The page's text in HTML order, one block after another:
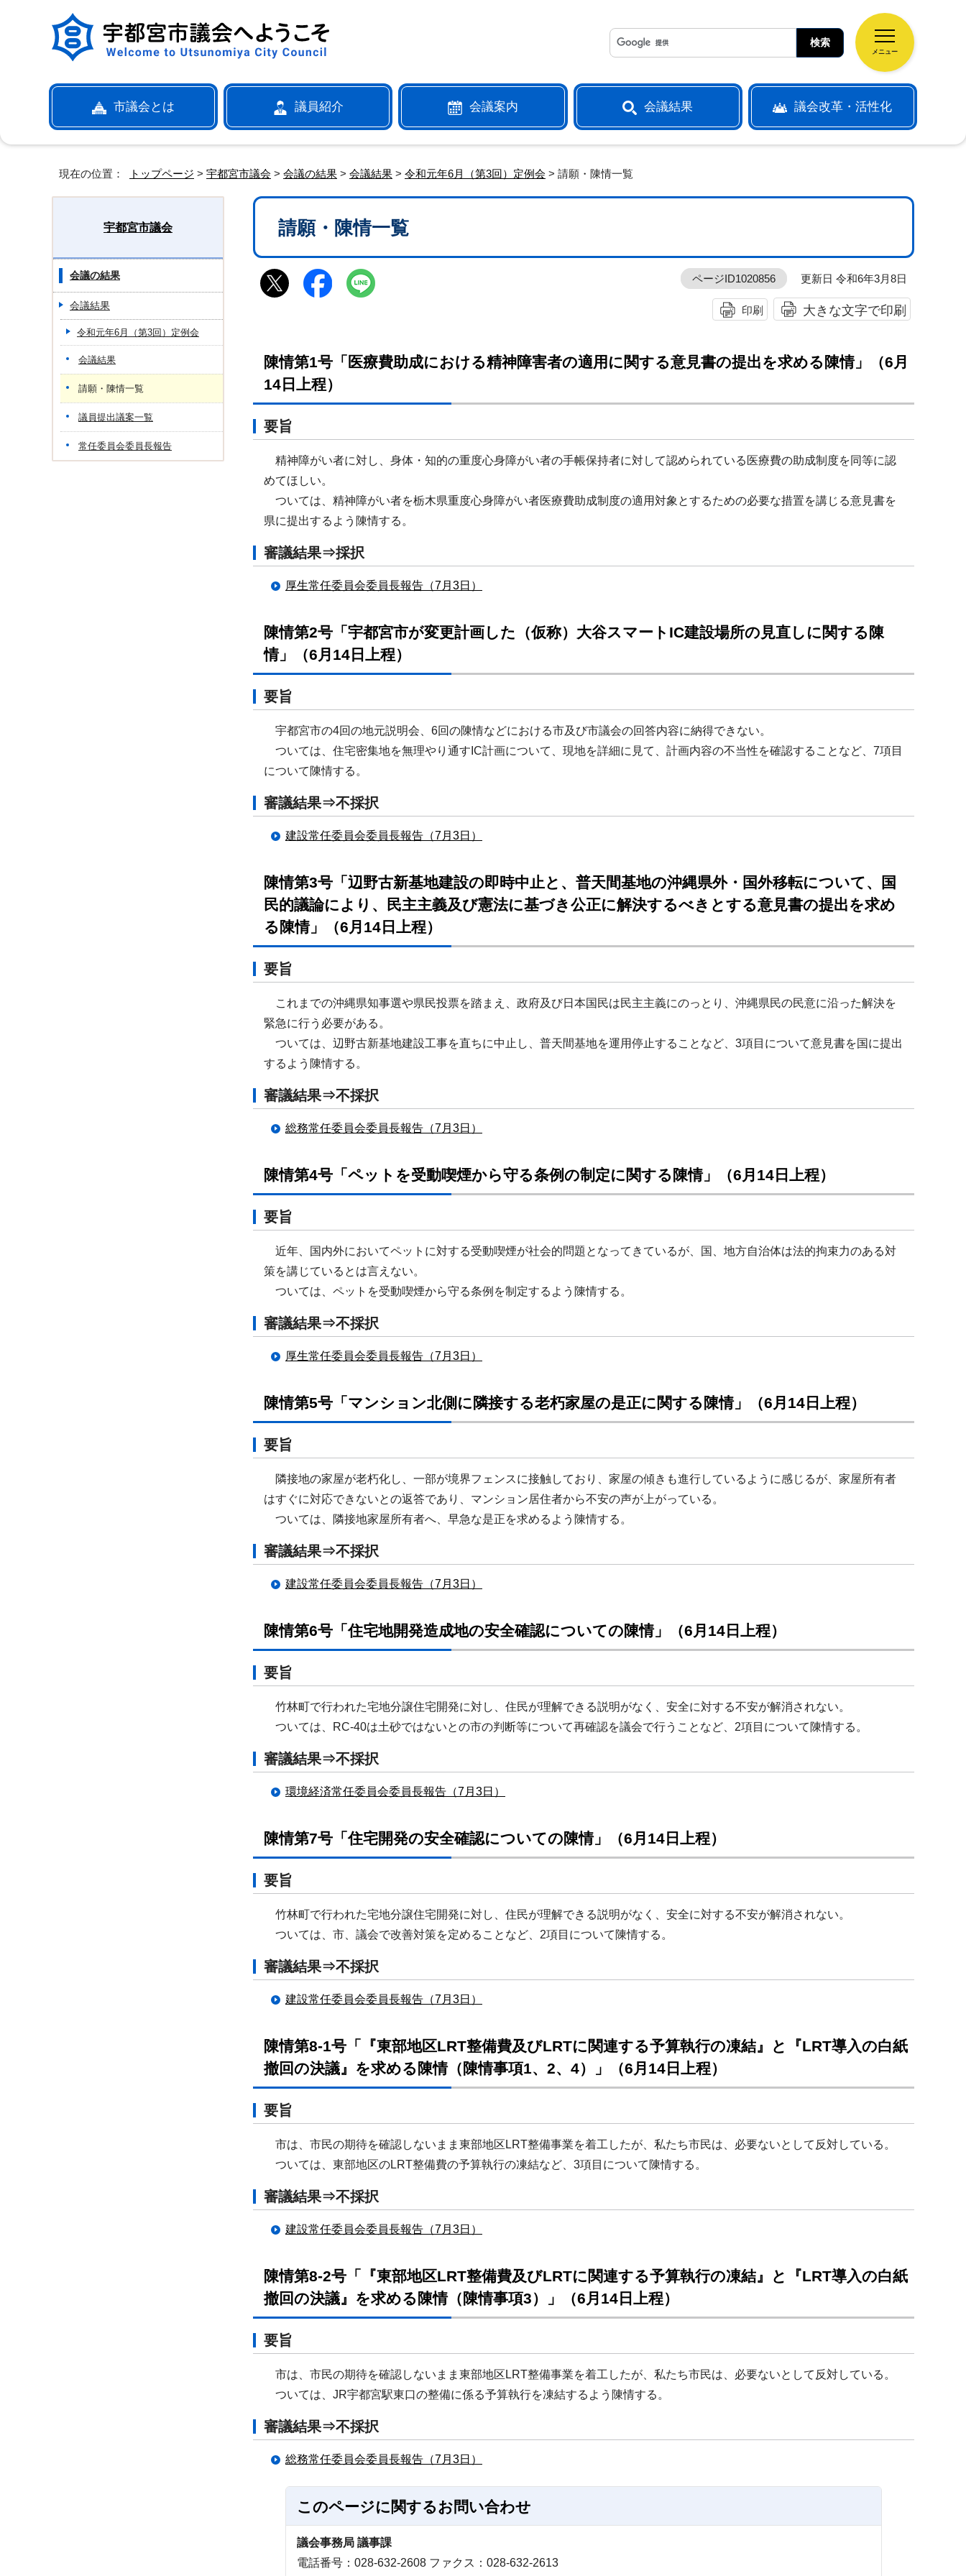
メニュー
市議会とは 議員紹介 会議案内 会議結果 議会改革・活性化
現在の位置： トップページ > 宇都宮市議会 > 会議の結果 > 会議結果 > 令和元年6月（第3回）定例会 > 請願・陳情一覧
請願・陳情一覧
ページID1020856 更新日 令和6年3月8日
印刷 大きな文字で印刷
陳情第1号「医療費助成における精神障害者の適用に関する意見書の提出を求める陳情」（6月
14日上程）
要旨
精神障がい者に対し、身体・知的の重度心身障がい者の手帳保持者に対して認められている医療費の助成制度を同等に認
めてほしい。
ついては、精神障がい者を栃木県重度心身障がい者医療費助成制度の適用対象とするための必要な措置を講じる意見書を
県に提出するよう陳情する。
審議結果⇒採択
厚生常任委員会委員長報告（7月3日）
陳情第2号「宇都宮市が変更計画した（仮称）大谷スマートIC建設場所の見直しに関する陳
情」（6月14日上程）
要旨
宇都宮市の4回の地元説明会、6回の陳情などにおける市及び市議会の回答内容に納得できない。
ついては、住宅密集地を無理やり通すIC計画について、現地を詳細に見て、計画内容の不当性を確認することなど、7項目
について陳情する。
審議結果⇒不採択
建設常任委員会委員長報告（7月3日）
陳情第3号「辺野古新基地建設の即時中止と、普天間基地の沖縄県外・国外移転について、国
民的議論により、民主主義及び憲法に基づき公正に解決するべきとする意見書の提出を求め
る陳情」（6月14日上程）
要旨
これまでの沖縄県知事選や県民投票を踏まえ、政府及び日本国民は民主主義にのっとり、沖縄県民の民意に沿った解決を
緊急に行う必要がある。
ついては、辺野古新基地建設工事を直ちに中止し、普天間基地を運用停止することなど、3項目について意見書を国に提出
するよう陳情する。
審議結果⇒不採択
総務常任委員会委員長報告（7月3日）
陳情第4号「ペットを受動喫煙から守る条例の制定に関する陳情」（6月14日上程）
要旨
近年、国内外においてペットに対する受動喫煙が社会的問題となってきているが、国、地方自治体は法的拘束力のある対
策を講じているとは言えない。
ついては、ペットを受動喫煙から守る条例を制定するよう陳情する。
審議結果⇒不採択
厚生常任委員会委員長報告（7月3日）
陳情第5号「マンション北側に隣接する老朽家屋の是正に関する陳情」（6月14日上程）
要旨
隣接地の家屋が老朽化し、一部が境界フェンスに接触しており、家屋の傾きも進行しているように感じるが、家屋所有者
はすぐに対応できないとの返答であり、マンション居住者から不安の声が上がっている。
ついては、隣接地家屋所有者へ、早急な是正を求めるよう陳情する。
審議結果⇒不採択
建設常任委員会委員長報告（7月3日）
陳情第6号「住宅地開発造成地の安全確認についての陳情」（6月14日上程）
要旨
竹林町で行われた宅地分譲住宅開発に対し、住民が理解できる説明がなく、安全に対する不安が解消されない。
ついては、RC-40は土砂ではないとの市の判断等について再確認を議会で行うことなど、2項目について陳情する。
審議結果⇒不採択
環境経済常任委員会委員長報告（7月3日）
陳情第7号「住宅開発の安全確認についての陳情」（6月14日上程）
要旨
竹林町で行われた宅地分譲住宅開発に対し、住民が理解できる説明がなく、安全に対する不安が解消されない。
ついては、市、議会で改善対策を定めることなど、2項目について陳情する。
審議結果⇒不採択
建設常任委員会委員長報告（7月3日）
陳情第8-1号「『東部地区LRT整備費及びLRTに関連する予算執行の凍結』と『LRT導入の白紙
撤回の決議』を求める陳情（陳情事項1、2、4）」（6月14日上程）
要旨
市は、市民の期待を確認しないまま東部地区LRT整備事業を着工したが、私たち市民は、必要ないとして反対している。
ついては、東部地区のLRT整備費の予算執行の凍結など、3項目について陳情する。
審議結果⇒不採択
建設常任委員会委員長報告（7月3日）
陳情第8-2号「『東部地区LRT整備費及びLRTに関連する予算執行の凍結』と『LRT導入の白紙
撤回の決議』を求める陳情（陳情事項3）」（6月14日上程）
要旨
市は、市民の期待を確認しないまま東部地区LRT整備事業を着工したが、私たち市民は、必要ないとして反対している。
ついては、JR宇都宮駅東口の整備に係る予算執行を凍結するよう陳情する。
審議結果⇒不採択
総務常任委員会委員長報告（7月3日）
このページに関するお問い合わせ
議会事務局 議事課
電話番号：028-632-2608 ファクス：028-632-2613
宇都宮市議会
会議の結果
会議結果
令和元年6月（第3回）定例会
会議結果
請願・陳情一覧
議員提出議案一覧
常任委員会委員長報告